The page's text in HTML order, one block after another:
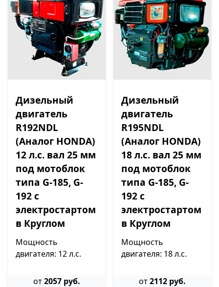
Дизельный
двигатель
R192NDL
(Аналог HONDA)
12 л.с. вал 25 мм
под мотоблок
типа G-185, G-
192 c
электростартом
в Круглом
Мощность
двигателя: 12 л.с.
от2057 руб.
Дизельный
двигатель
R195NDL
(Аналог HONDA)
18 л.с. вал 25 мм
под мотоблок
типа G-185, G-
192 с
электростартом
в Круглом
Мощность
двигателя: 18 л.с.
от2112 руб.